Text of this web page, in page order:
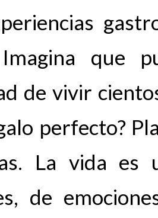
que
de vivir
perfecto?
La vida es
de